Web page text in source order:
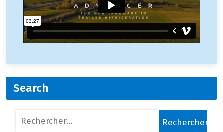
Search
Rechercher :